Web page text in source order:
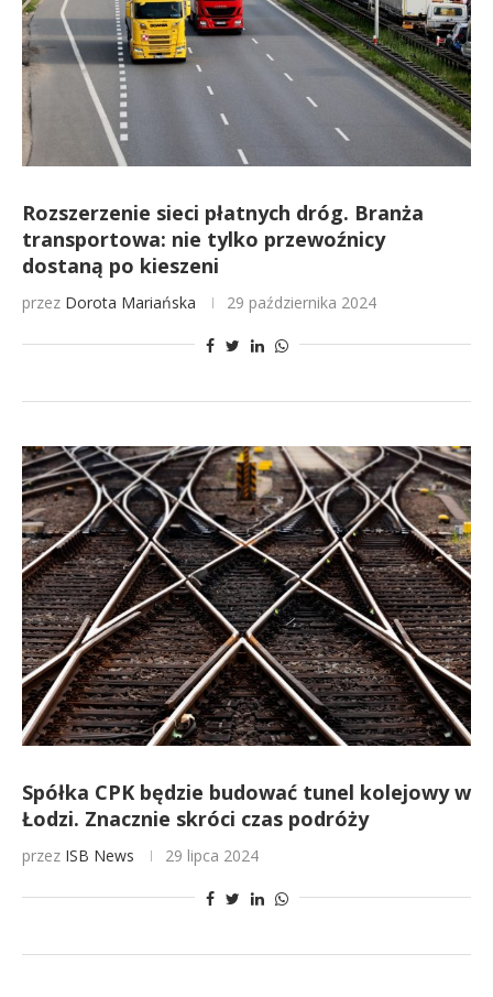
Rozszerzenie sieci płatnych dróg. Branża
transportowa: nie tylko przewoźnicy
dostaną po kieszeni
przez Dorota Mariańska 29 października 2024
Spółka CPK będzie budować tunel kolejowy w
Łodzi. Znacznie skróci czas podróży
przez ISB News 29 lipca 2024